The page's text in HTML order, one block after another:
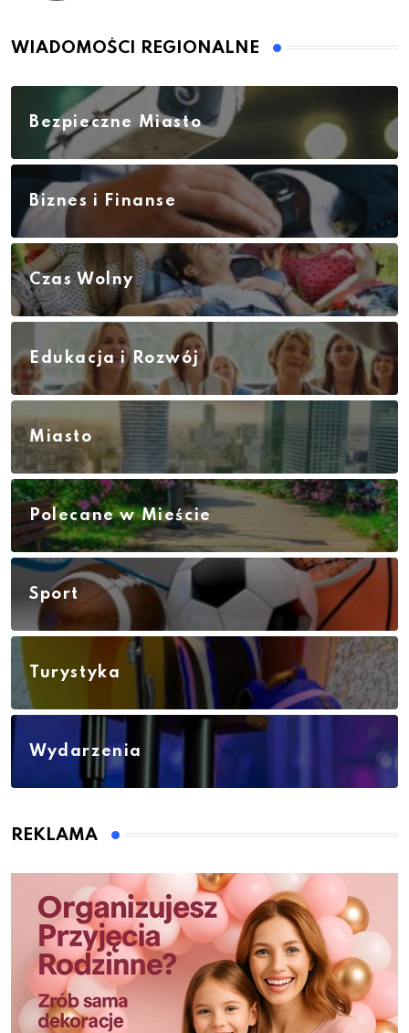
WIADOMOŚCI REGIONALNE
Bezpieczne Miasto
Biznes i Finanse
Czas Wolny
Edukacja i Rozwój
Miasto
Polecane w Mieście
Sport
Turystyka
Wydarzenia
REKLAMA